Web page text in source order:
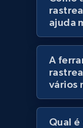
Best Buy
URL, Product
Currency,
1.1K+
ajuda
A
vários
Qual